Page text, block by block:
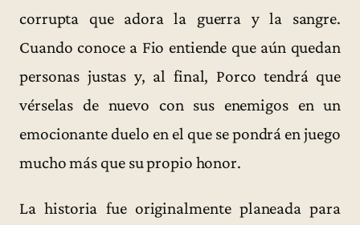
corrupta que adora la guerra y la sangre.
Cuando conoce a Fio entiende que aún quedan
personas justas y, al final, Porco tendrá que
vérselas de nuevo con sus enemigos en un
emocionante duelo en el que se pondrá en juego
mucho más que su propio honor.
La historia fue originalmente planeada para